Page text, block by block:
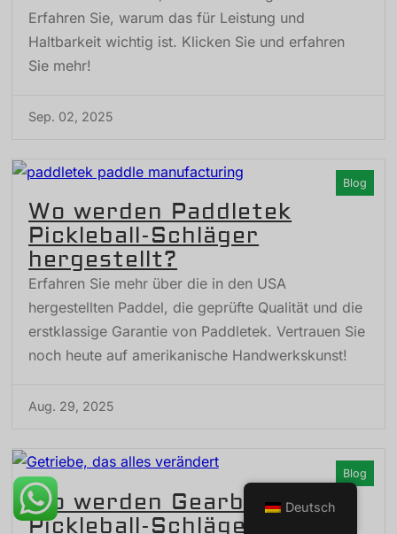
Erfahren Sie, warum das für Leistung und
Haltbarkeit wichtig ist. Klicken Sie und erfahren
Sie mehr!
Sep. 02, 2025
Wo werden Paddletek
Pickleball-Schläger
hergestellt?
Erfahren Sie mehr über die in den USA
hergestellten Paddel, die geprüfte Qualität und die
erstklassige Garantie von Paddletek. Vertrauen Sie
noch heute auf amerikanische Handwerkskunst!
Aug. 29, 2025
Blog
Wo werden Gearbox
Pickleball-Schläger
Blog
Deutsch